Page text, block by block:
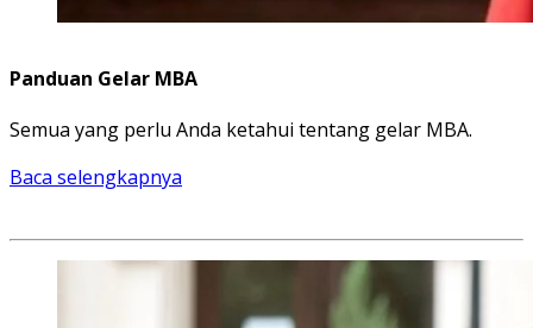
Panduan Gelar MBA
Semua yang perlu Anda ketahui tentang gelar MBA.
Baca selengkapnya